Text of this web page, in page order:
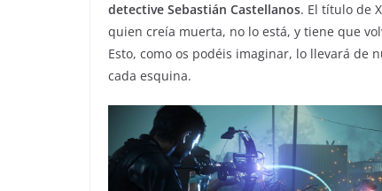
detective Sebastián Castellanos. El título de
quien creía muerta, no lo está, y tiene que
Esto, como os podéis imaginar, lo llevará de
cada esquina.